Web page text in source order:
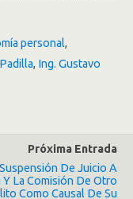
personal,
, Ing. Gustavo
Próxima Entrada
De Juicio A
Y La Comisión De Otro
Como Causal De Su